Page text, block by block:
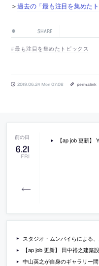
＞過去の「最も注目を集めた
SHARE
最も注目を集めたトピックス
2019.06.24 Mon 07:08 permalink
6.21
FRI
【ap job 更新】
スタジオ・ムンバイらによる、広島・尾道市の既存建物
【ap job 更新】 田中裕之建築設計事務所が、設
中山英之が自身のギャラリー間での建築